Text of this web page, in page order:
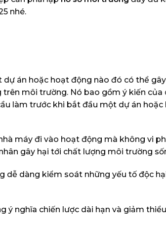
nhé.
án hoặc hoạt động nào đó có thể
môi trường. Nó bao gồm ý kiến của
làm trước khi bắt đầu một dự án
máy đi vào hoạt động mà không vi
gây hại tới chất lượng môi trường
dễ dàng kiểm soát những yếu tố độc
nghĩa chiến lược dài hạn và giảm